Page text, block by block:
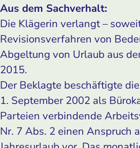
Aus dem Sachverhalt:
Die Klägerin verlangt –
Revisionsverfahren von
Abgeltung von Urlaub aus
2015.
Der Beklagte beschäftigte
1. September 2002 als
Parteien verbindende
Nr. 7 Abs. 2 einen Anspruch